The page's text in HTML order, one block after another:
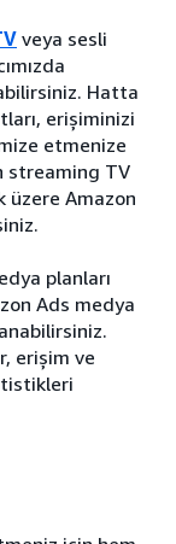
veya sesli
Hatta
erişiminizi
etmenize
streaming TV
üzere Amazon
planları
Ads medya
erişim ve